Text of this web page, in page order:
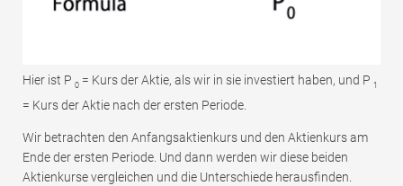
Hier ist P 0 = Kurs der Aktie, als wir in sie investiert haben, und P 1
= Kurs der Aktie nach der ersten Periode.
Wir betrachten den Anfangsaktienkurs und den Aktienkurs am
Ende der ersten Periode. Und dann werden wir diese beiden
Aktienkurse vergleichen und die Unterschiede herausfinden.